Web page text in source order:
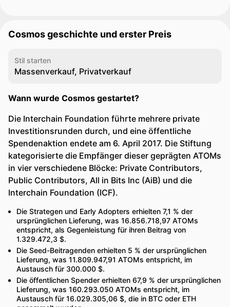
Cosmos geschichte und erster Preis
Stil starten
Massenverkauf, Privatverkauf
Wann wurde Cosmos gestartet?
Die Interchain Foundation führte mehrere private
Investitionsrunden durch, und eine öffentliche
Spendenaktion endete am 6. April 2017. Die Stiftung
kategorisierte die Empfänger dieser geprägten ATOMs
in vier verschiedene Blöcke: Private Contributors,
Public Contributors, All in Bits Inc (AiB) und die
Interchain Foundation (ICF).
Die Strategen und Early Adopters erhielten 7,1 % der
ursprünglichen Lieferung, was 16.856.718,97 ATOMs
entspricht, als Gegenleistung für ihren Beitrag von
1.329.472,3 $.
Die Seed-Beitragenden erhielten 5 % der ursprünglichen
Lieferung, was 11.809.947,91 ATOMs entspricht, im
Austausch für 300.000 $.
Die öffentlichen Spender erhielten 67,9 % der ursprünglichen
Lieferung, was 160.293.050 ATOMs entspricht, im
Austausch für 16.029.305,06 $, die in BTC oder ETH